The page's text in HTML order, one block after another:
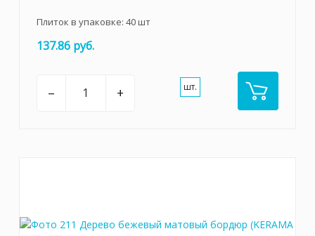
Плиток в упаковке: 40шт
137.86 руб.
– + шт.